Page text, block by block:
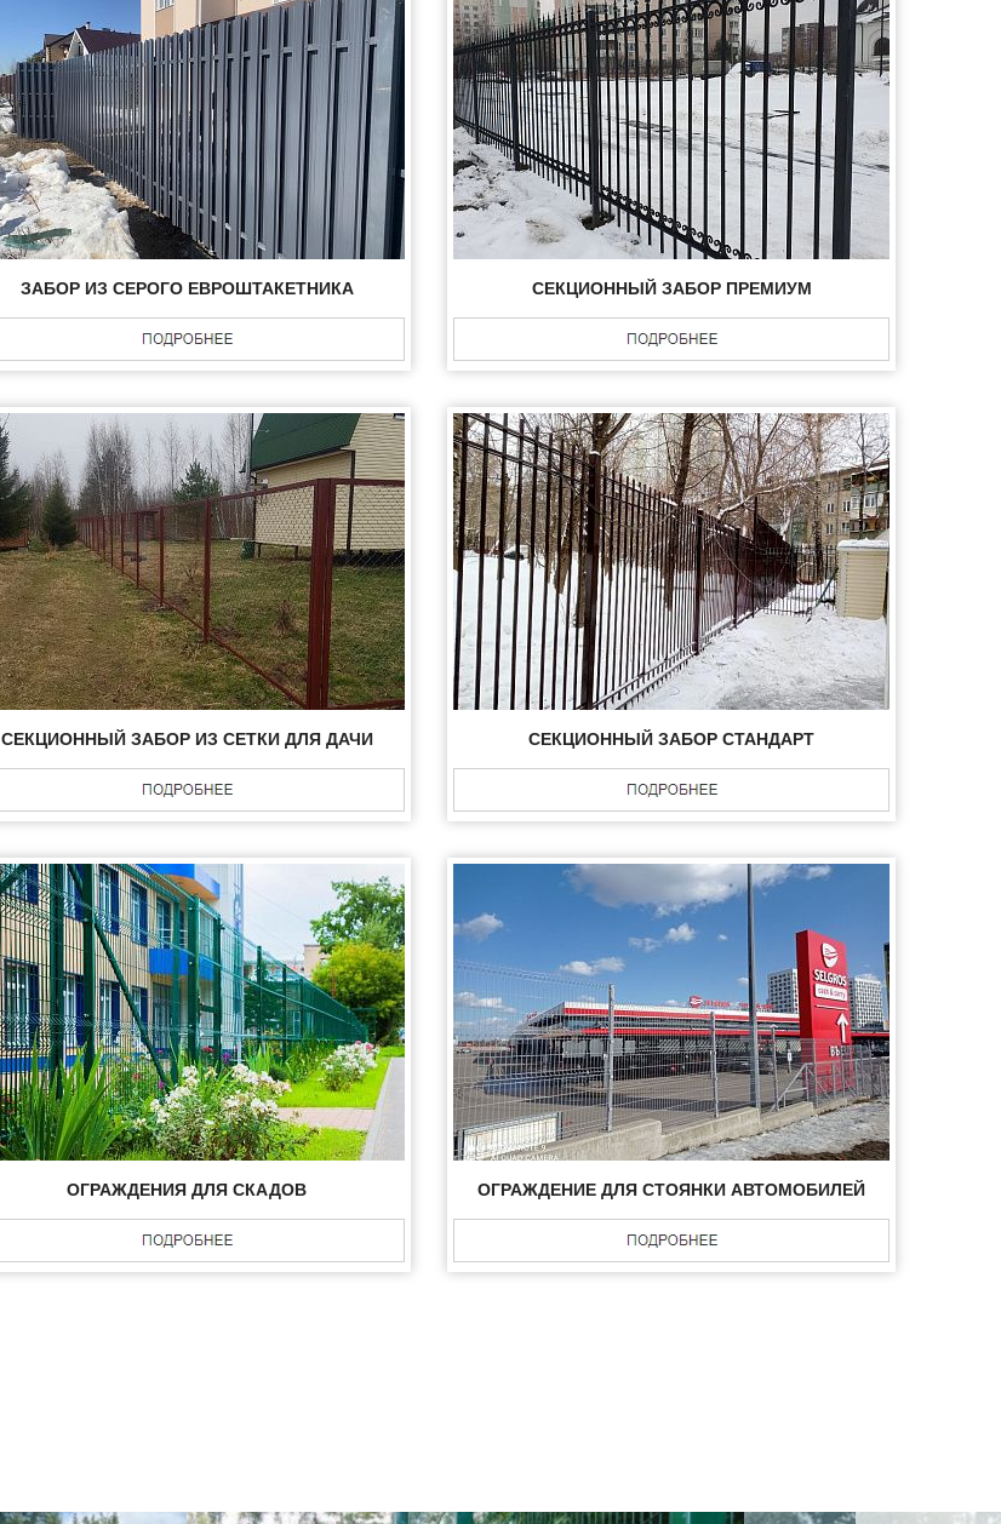
ЗАБОР ИЗ СЕРОГО ЕВРОШТАКЕТНИКА СЕКЦИОННЫЙ ЗАБОР ПРЕМИУМ
СЕКЦИОННЫЙ ЗАБОР ИЗ СЕТКИ ДЛЯ ДАЧИ СЕКЦИОННЫЙ ЗАБОР СТАНДАРТ
ОГРАЖДЕНИЯ ДЛЯ СКАДОВ ОГРАЖДЕНИЕ ДЛЯ СТОЯНКИ АВТОМОБИЛЕЙ